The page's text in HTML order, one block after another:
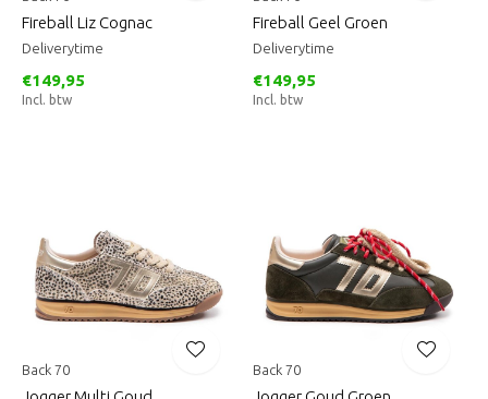
Fireball Liz Cognac
Deliverytime
€149,95
Incl. btw
Fireball Geel Groen
Deliverytime
€149,95
Incl. btw
Back 70 Back 70